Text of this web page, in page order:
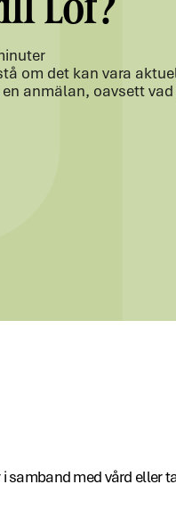
om det kan vara
anmälan, oavsett
samband med vård eller